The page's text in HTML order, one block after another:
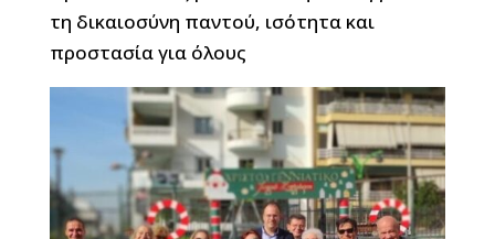
τη δικαιοσύνη παντού, ισότητα και
προστασία για όλους